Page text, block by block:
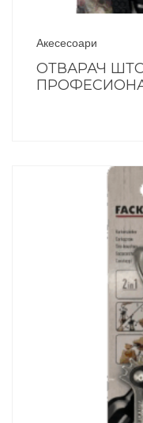
Акесесоари
ОТВАРАЧ